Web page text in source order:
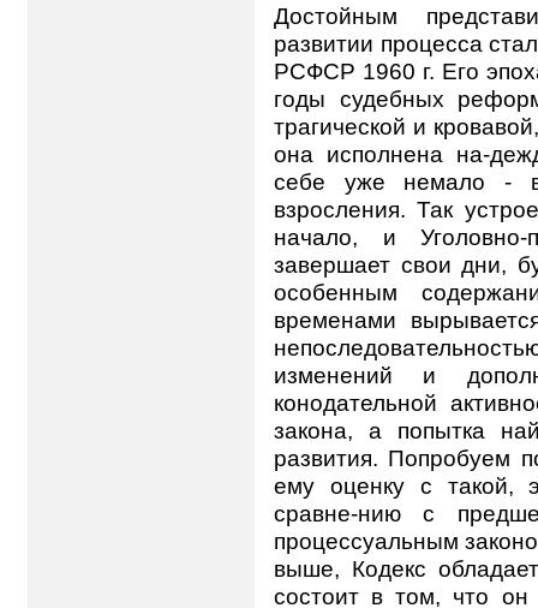
Достойным
развитии процесса
РСФСР 1960 г. Его
годы судебных
трагической и
она исполнена на-
себе уже немало -
взросления. Так
начало, и Уголовно-
завершает свои дни,
особенным
временами
изменений и
конодательной
закона, а попытка
развития. Попробуем
ему оценку с такой,
сравне-нию с
процессуальным
выше, Кодекс
состоит в том, что он